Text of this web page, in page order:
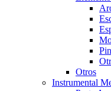
Otros
Instrumental